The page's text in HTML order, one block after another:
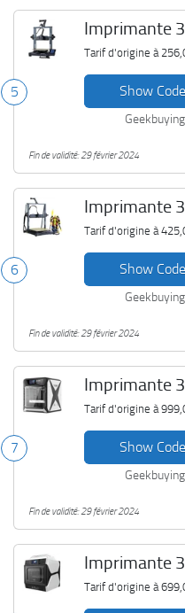
5
Imprimante
Tarif d'origine à
Show Code
Fin de validité: 29 février 2024
6
Imprimante
Tarif d'origine à
Show Code
Fin de validité: 29 février 2024
7
Imprimante
Tarif d'origine à
Show Code
Fin de validité: 29 février 2024
Imprimante
Tarif d'origine à